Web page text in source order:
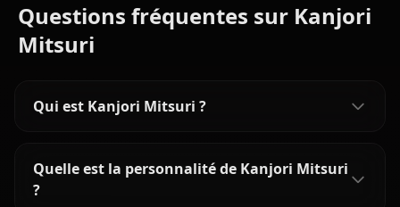
Questions fréquentes sur Kanjori
Mitsuri
Qui est Kanjori Mitsuri ?
Quelle est la personnalité de Kanjori Mitsuri
?